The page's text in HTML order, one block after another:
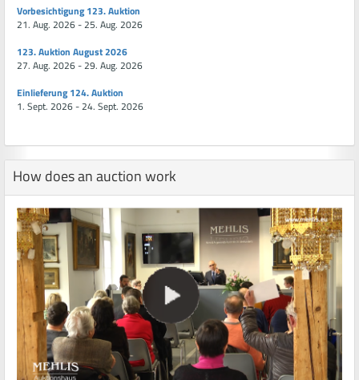
Vorbesichtigung 123. Auktion
21. Aug. 2026 - 25. Aug. 2026
123. Auktion August 2026
27. Aug. 2026 - 29. Aug. 2026
Einlieferung 124. Auktion
1. Sept. 2026 - 24. Sept. 2026
How does an auction work